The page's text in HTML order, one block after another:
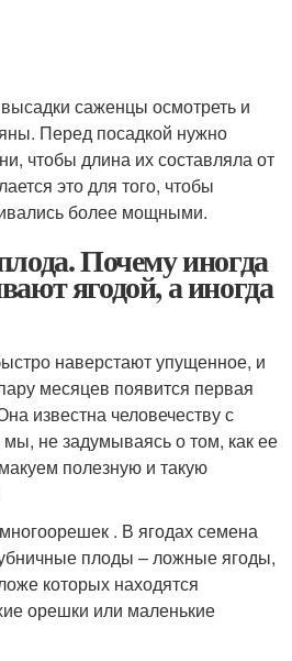
саженцы осмотреть и
Перед посадкой нужно
чтобы длина их составляла от
это для того, чтобы
более мощными.
Почему иногда
ягодой, а иногда
наверстают упущенное, и
месяцев появится первая
известна человечеству с
не задумываясь о том, как ее
полезную и такую
. В ягодах семена
плоды – ложные ягоды,
которых находятся
орешки или маленькие